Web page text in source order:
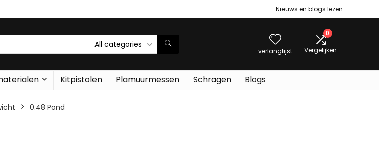
Nieuws en blogs lezen
All categories
verlanglijst
0
Vergelijken
Kitpistolen Plamuurmessen Schragen Blogs
‎0.48 Pond